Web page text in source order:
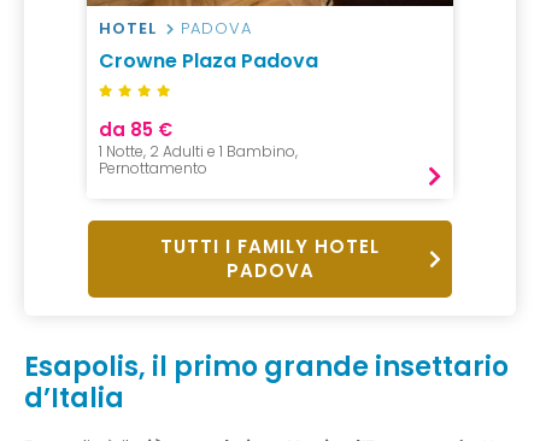
HOTEL PADOVA
Crowne Plaza Padova
da 85 €
1 Notte, 2 Adulti e 1 Bambino,
Pernottamento
TUTTI I FAMILY HOTEL
PADOVA
Esapolis, il primo grande insettario
d’Italia